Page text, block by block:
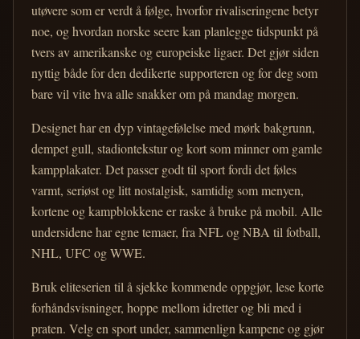
utøvere som er verdt å følge, hvorfor rivaliseringene betyr
noe, og hvordan norske seere kan planlegge tidspunkt på
tvers av amerikanske og europeiske ligaer. Det gjør siden
nyttig både for den dedikerte supporteren og for deg som
bare vil vite hva alle snakker om på mandag morgen.
Designet har en dyp vintagefølelse med mørk bakgrunn,
dempet gull, stadiontekstur og kort som minner om gamle
kampplakater. Det passer godt til sport fordi det føles
varmt, seriøst og litt nostalgisk, samtidig som menyen,
kortene og kampblokkene er raske å bruke på mobil. Alle
undersidene har egne temaer, fra NFL og NBA til fotball,
NHL, UFC og WWE.
Bruk eliteserien til å sjekke kommende oppgjør, lese korte
forhåndsvisninger, hoppe mellom idretter og bli med i
praten. Velg en sport under, sammenlign kampene og gjør